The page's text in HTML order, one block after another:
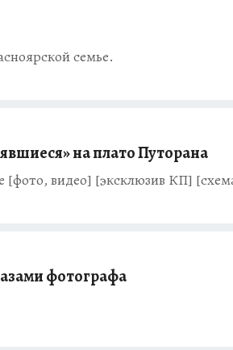
семье.
на плато Путорана
[фото, видео] [эксклюзив КП]
фотографа